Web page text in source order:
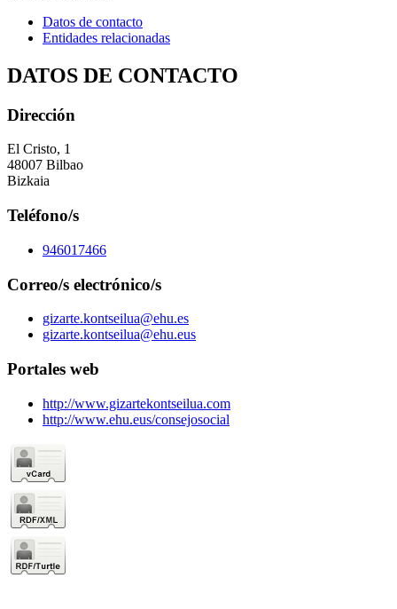
Datos de contacto
Entidades relacionadas
DATOS DE CONTACTO
Dirección
El Cristo, 1
48007 Bilbao
Bizkaia
Teléfono/s
946017466
Correo/s electrónico/s
gizarte.kontseilua@ehu.es
gizarte.kontseilua@ehu.eus
Portales web
http://www.gizartekontseilua.com
http://www.ehu.eus/consejosocial